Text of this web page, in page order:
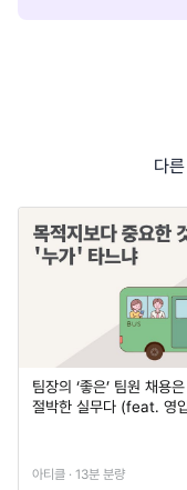
다
팀장의 ‘좋은’ 팀원 채용
절박한 실무다 (feat. 영
아티클 · 13분 분량